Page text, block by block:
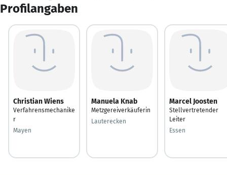
Profilangaben
Christian Wiens
Verfahrensmechanike
r
Mayen
Manuela Knab
Metzgereiverkäuferin
Lauterecken
Marcel Joosten
Stellvertretender
Leiter
Essen